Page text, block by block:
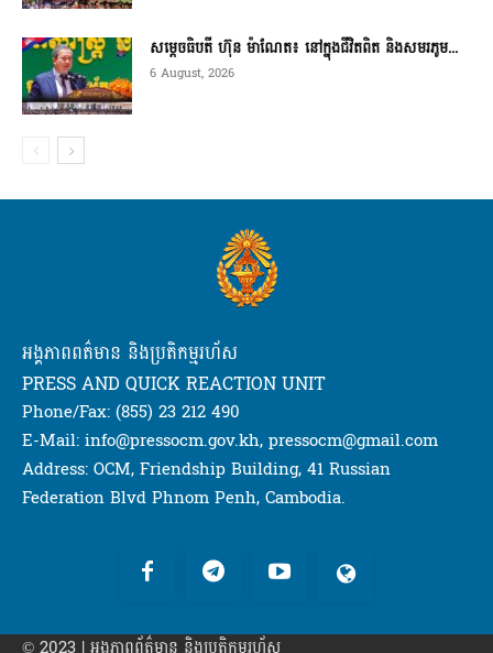
សម្តេចធិបតី ហ៊ុន ម៉ាណែត៖ នៅក្នុងជីវិតពិត និងសមរភូម...
6 August, 2026
អង្គភាពពត៌មាន និងប្រតិកម្មរហ័ស
PRESS AND QUICK REACTION UNIT
Phone/Fax: (855) 23 212 490
E-Mail: info@pressocm.gov.kh, pressocm@gmail.com
Address: OCM, Friendship Building, 41 Russian
Federation Blvd Phnom Penh, Cambodia.